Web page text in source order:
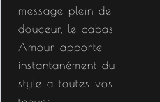
message plein de
douceur, le cabas
Amour apporte
instantanément du
style a toutes vos